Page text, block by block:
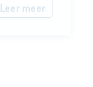
Leer meer